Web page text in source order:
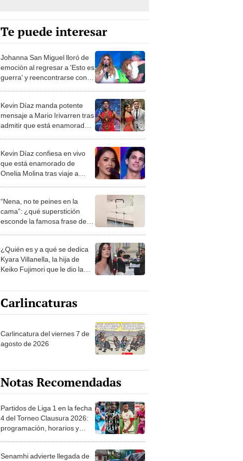
Te puede interesar
Johanna San Miguel lloró de
emoción al regresar a 'Esto es
guerra' y reencontrarse con
Kevin Díaz manda potente
mensaje a Mario Irivarren tras
admitir que está enamorado
Kevin Díaz confiesa en vivo
que está enamorado de
Onelia Molina tras viaje a
tenga anillo, estoy soltera"
“Nena, no te peines en la
cama”: ¿qué superstición
esconde la famosa frase de
¿Quién es y a qué se dedica
Kyara Villanella, la hija de
Keiko Fujimori que le dio la
Carlincaturas
Carlincatura del viernes 7 de
agosto de 2026
Notas Recomendadas
Partidos de Liga 1 en la fecha
4 del Torneo Clausura 2026:
programación, horarios y
Senamhi advierte llegada de